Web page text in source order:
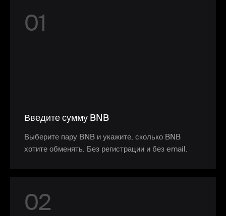
01
Введите сумму BNB
Выберите пару BNB и укажите, сколько BNB
хотите обменять. Без регистрации и без email.
02